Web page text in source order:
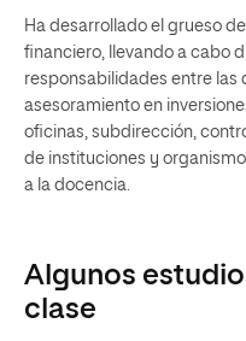
Ha desarrollado el grueso
financiero, llevando a cabo
responsabilidades entre las
asesoramiento en
oficinas, subdirección,
de instituciones y
a la docencia.
Algunos
clase